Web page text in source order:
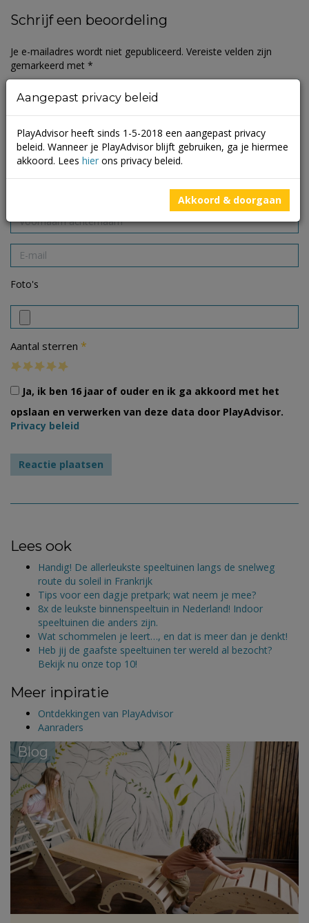
Schrijf een beoordeling
Je e-mailadres wordt niet gepubliceerd. Vereiste velden zijn
gemarkeerd met *
Foto's
Aantal sterren *
Ja, ik ben 16 jaar of ouder en ik ga akkoord met het
opslaan en verwerken van deze data door PlayAdvisor.
Privacy beleid
Lees ook
Handig! De allerleukste speeltuinen langs de snelweg
route du soleil in Frankrijk
Tips voor een dagje pretpark; wat neem je mee?
8x de leukste binnenspeeltuin in Nederland! Indoor
speeltuinen die anders zijn.
Wat schommelen je leert…, en dat is meer dan je denkt!
Heb jij de gaafste speeltuinen ter wereld al bezocht?
Bekijk nu onze top 10!
Meer inpiratie
Ontdekkingen van PlayAdvisor
Aanraders
Blog
Aangepast privacy beleid
PlayAdvisor heeft sinds 1-5-2018 een aangepast privacy
beleid. Wanneer je PlayAdvisor blijft gebruiken, ga je hiermee
akkoord. Lees hier ons privacy beleid.
Akkoord & doorgaan